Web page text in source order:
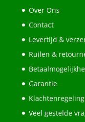
Over Ons
Contact
Levertijd &
Ruilen &
Garantie
Klachtenregeling
Veel gestelde